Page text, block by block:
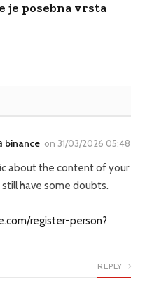
je posebna vrsta
binance on 31/03/2026 05:48
about the content of your
have some doubts.
register-person?
REPLY